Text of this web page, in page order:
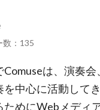
数：135
Comuseは、演奏
を中心に活動して
ためにWebメディ